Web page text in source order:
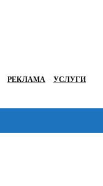
РЕКЛАМА УСЛУГИ